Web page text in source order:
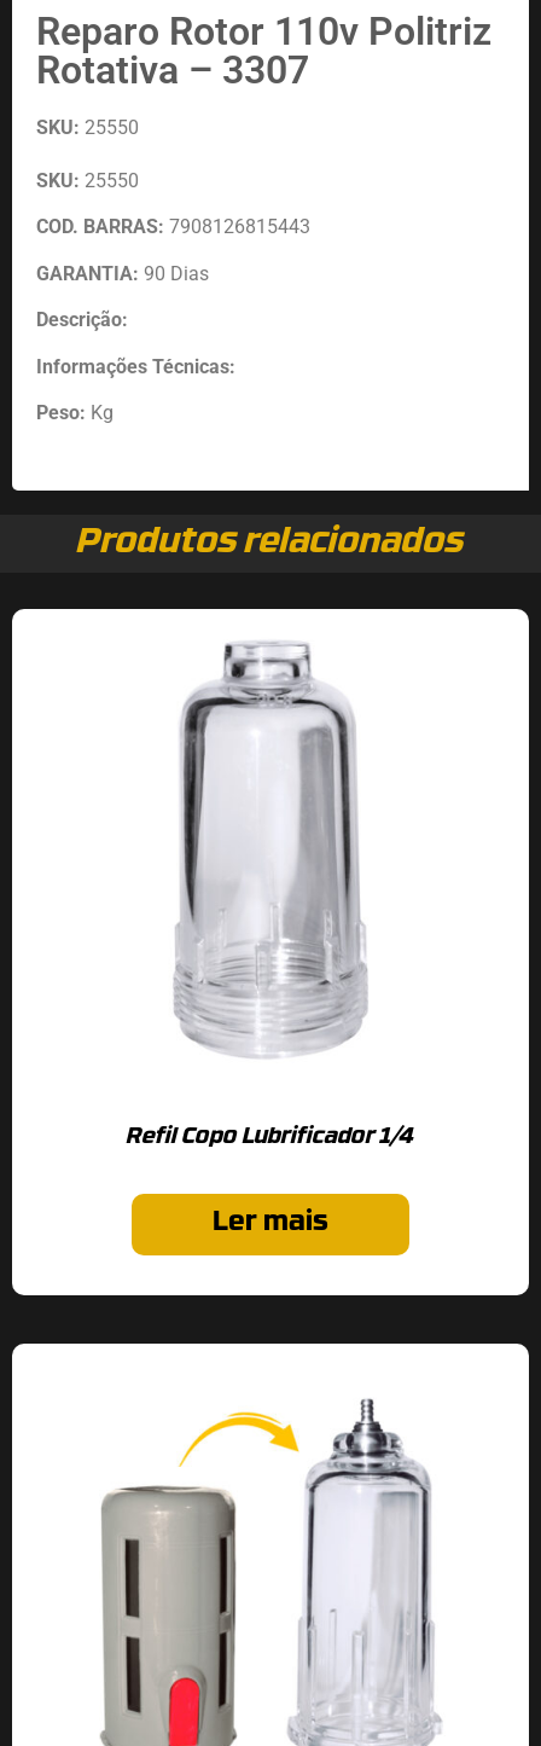
Reparo Rotor 110v Politriz
Rotativa – 3307
SKU: 25550
SKU: 25550
COD. BARRAS: 7908126815443
GARANTIA: 90 Dias
Descrição:
Informações Técnicas:
Peso: Kg
Produtos relacionados
Refil Copo Lubrificador 1/4
Ler mais